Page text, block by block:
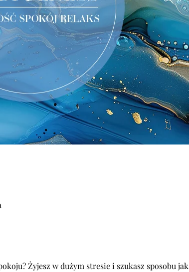
Żyjesz w dużym stresie i szukasz sposobu jak